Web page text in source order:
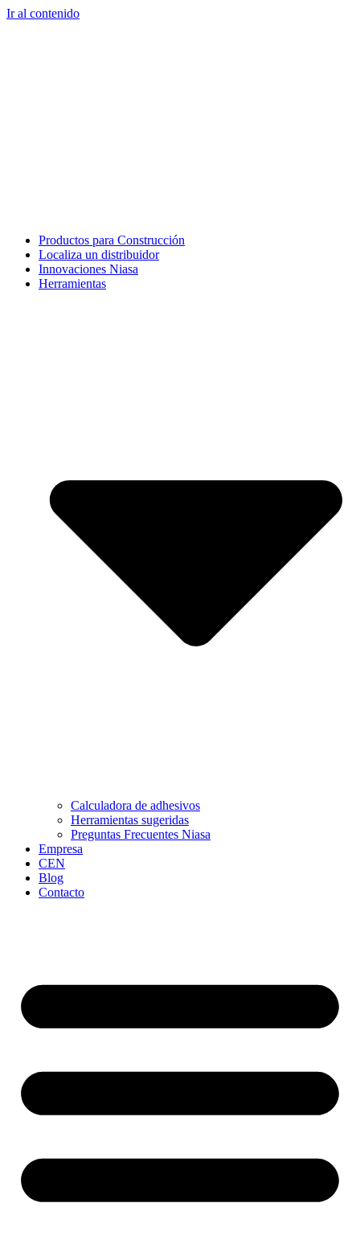
Ir al contenido
Productos para Construcción
Localiza un distribuidor
Innovaciones Niasa
Herramientas
Calculadora de adhesivos
Herramientas sugeridas
Preguntas Frecuentes Niasa
Empresa
CEN
Blog
Contacto